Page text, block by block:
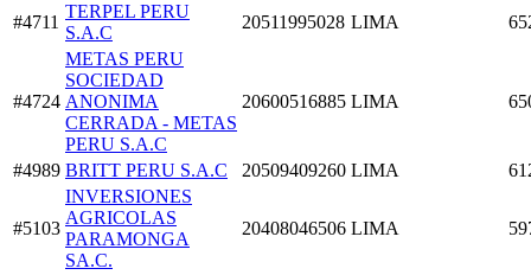
#4711
TERPEL PERU
S.A.C
20511995028 LIMA
#4724
METAS PERU
SOCIEDAD
ANONIMA
CERRADA - METAS
PERU S.A.C
20600516885 LIMA
#4989 BRITT PERU S.A.C 20509409260 LIMA
#5103
INVERSIONES
AGRICOLAS
PARAMONGA
SA.C.
20408046506 LIMA